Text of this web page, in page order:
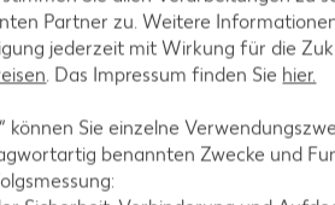
Partner zu. Weitere
jederzeit mit Wirkung für die
. Das Impressum finden Sie hier.
können Sie einzelne
benannten Zwecke und